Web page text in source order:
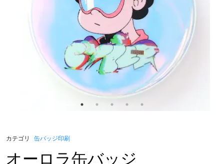
カテゴリ 缶バッジ印刷
オーロラ缶バッジ